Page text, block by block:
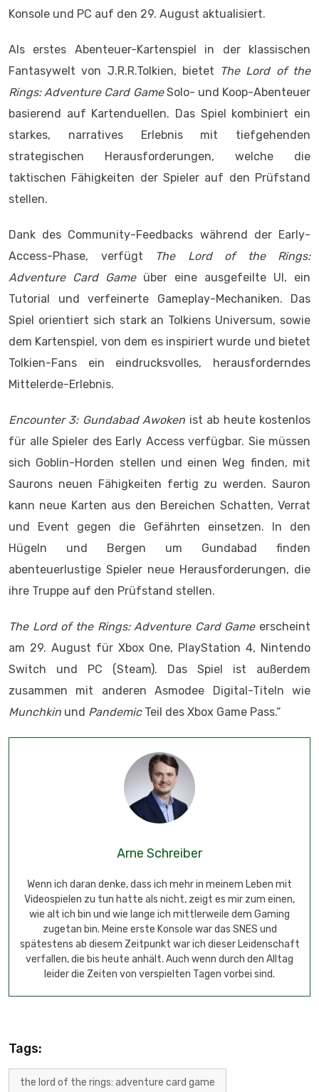
Konsole und PC auf den 29. August aktualisiert.
Als erstes Abenteuer-Kartenspiel in der klassischen
Fantasywelt von J.R.R.Tolkien, bietet
The Lord of the
Rings: Adventure Card GameSolo- und Koop-Abenteuer
basierend auf Kartenduellen. Das Spiel kombiniert ein
starkes, narratives Erlebnis mit tiefgehenden
strategischen Herausforderungen, welche die
taktischen Fähigkeiten der Spieler auf den Prüfstand
stellen.
Dank des Community-Feedbacks während der Early-
Access-Phase, verfügt
The Lord of the Rings:
Adventure Card Gameüber eine ausgefeilte UI, ein
Tutorial und verfeinerte Gameplay-Mechaniken. Das
Spiel orientiert sich stark an Tolkiens Universum, sowie
dem Kartenspiel, von dem es inspiriert wurde und bietet
Tolkien-Fans ein eindrucksvolles, herausforderndes
Mittelerde-Erlebnis.
Encounter 3: Gundabad Awoken ist ab heute kostenlos
für alle Spieler des Early Access verfügbar. Sie müssen
sich Goblin-Horden stellen und einen Weg finden, mit
Saurons neuen Fähigkeiten fertig zu werden. Sauron
kann neue Karten aus den Bereichen Schatten, Verrat
und Event gegen die Gefährten einsetzen. In den
Hügeln und Bergen um Gundabad finden
abenteuerlustige Spieler neue Herausforderungen, die
ihre Truppe auf den Prüfstand stellen.
The Lord of the Rings: Adventure Card Gameerscheint
am 29. August für Xbox One, PlayStation 4, Nintendo
Switch und PC (Steam). Das Spiel ist außerdem
zusammen mit anderen Asmodee Digital-Titeln wie
Munchkin und PandemicTeil des Xbox Game Pass.“
Arne Schreiber
Wenn ich daran denke, dass ich mehr in meinem Leben mit
Videospielen zu tun hatte als nicht, zeigt es mir zum einen,
wie alt ich bin und wie lange ich mittlerweile dem Gaming
zugetan bin. Meine erste Konsole war das SNES und
spätestens ab diesem Zeitpunkt war ich dieser Leidenschaft
verfallen, die bis heute anhält. Auch wenn durch den Alltag
leider die Zeiten von verspielten Tagen vorbei sind.
Tags:
the lord of the rings: adventure card game